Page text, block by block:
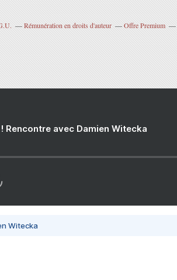
Rémunération en droits d'auteur Offre Premium
Rencontre avec Damien Witecka
Witecka